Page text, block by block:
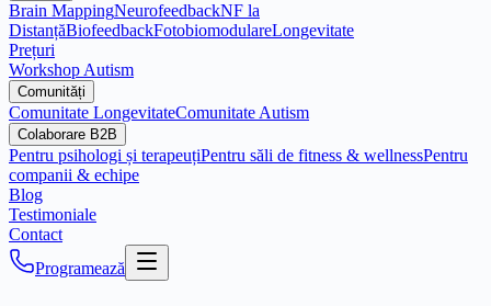
Brain MappingNeurofeedbackNF la
DistanțăBiofeedbackFotobiomodulareLongevitate
Prețuri
Workshop Autism
Comunități
Comunitate LongevitateComunitate Autism
Colaborare B2B
Pentru psihologi și terapeuțiPentru săli de fitness & wellnessPentru
companii & echipe
Blog
Testimoniale
Contact
Programează